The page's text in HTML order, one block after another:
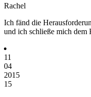
Rachel
Ich fänd die
und ich schließe mich dem
11
04
2015
15